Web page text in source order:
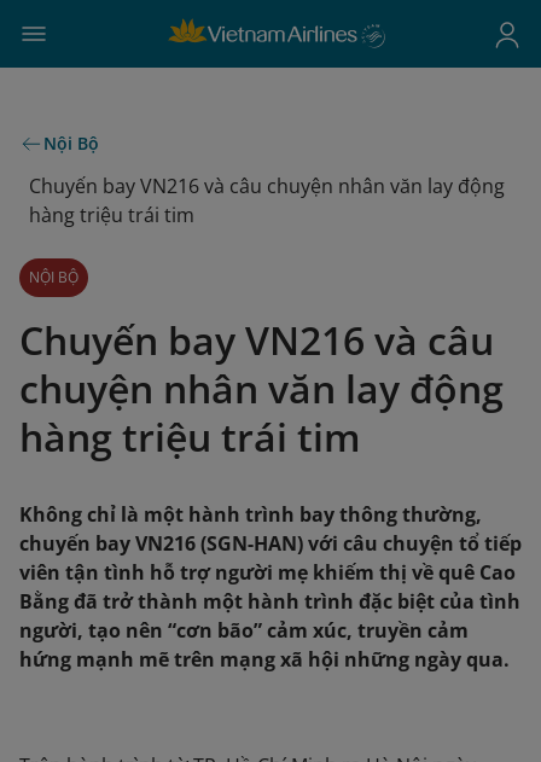
Nội Bộ
Chuyến bay VN216 và câu chuyện nhân văn lay động
hàng triệu trái tim
NỘI BỘ
Chuyến bay VN216 và câu
chuyện nhân văn lay động
hàng triệu trái tim
Không chỉ là một hành trình bay thông thường,
chuyến bay VN216 (SGN-HAN) với câu chuyện tổ tiếp
viên tận tình hỗ trợ người mẹ khiếm thị về quê Cao
Bằng đã trở thành một hành trình đặc biệt của tình
người, tạo nên “cơn bão” cảm xúc, truyền cảm
hứng mạnh mẽ trên mạng xã hội những ngày qua.